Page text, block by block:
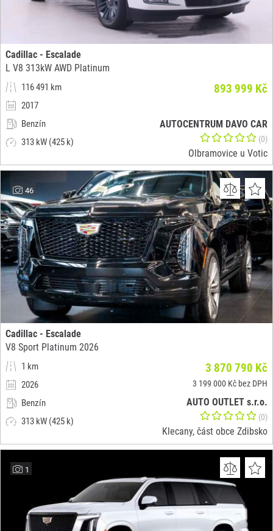
Cadillac - Escalade
L V8 313kW AWD Platinum
116 491 km
2017
Benzín
313 kW (425 k)
893 999 Kč
AUTOCENTRUM DAVO CAR
(0)
Olbramovice u Votic
46
Cadillac - Escalade
V8 Sport Platinum 2026
1 km
2026
Benzín
313 kW (425 k)
3 870 790 Kč
3 199 000 Kč bez DPH
AUTO OUTLET s.r.o.
(0)
Klecany, část obce Zdibsko
1